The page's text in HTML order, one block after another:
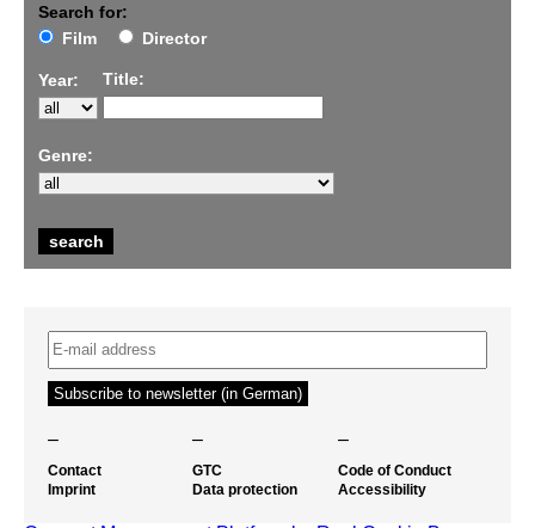
Search for:
Film
Director
Year: Title:
Genre:
– – –
Contact
Imprint
GTC
Data protection
Code of Conduct
Accessibility